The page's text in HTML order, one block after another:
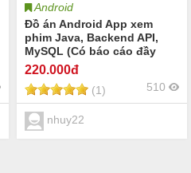
Android
Đồ án Android App xem
phim Java, Backend API,
MySQL (Có báo cáo đầy
đủ))
220.000đ
(1) 510
nhuy22